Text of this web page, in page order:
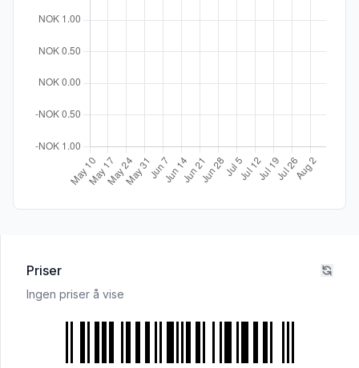
Priser
Ingen priser å vise